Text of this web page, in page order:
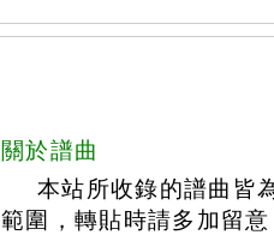
關於譜曲
本站所收錄的譜曲皆
範圍，轉貼時請多加留